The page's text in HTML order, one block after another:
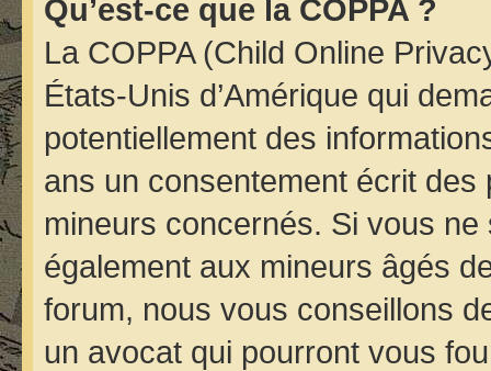
Qu’est-ce que la COPPA ?
La COPPA (Child Online
États-Unis d’Amérique qui
potentiellement des
ans un consentement écrit
mineurs concernés. Si vous ne
également aux mineurs âgés
forum, nous vous conseillons
un avocat qui pourront vous